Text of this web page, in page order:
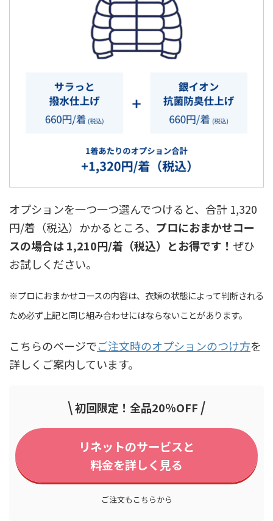
オプションを一つ一つ選んでつけると、合計 1,320
円/着（税込）かかるところ、 プロにおまかせコー
スの場合は 1,210円/着（税込）とお得です！ ぜひ
お試しください。
※プロにおまかせコースの内容は、衣類の状態によって判断される
ため必ず上記と同じ組み合わせにはならないことがあります。
こちらのページでご注文時のオプションのつけ方を
詳しくご案内しています。
\初回限定！全品20％OFF /
リネットのサービスと
料金を詳しく見る
ご注文もこちらから